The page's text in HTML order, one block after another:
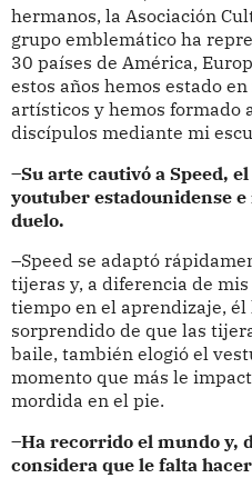
hermanos, la Asociación
grupo emblemático ha
30 países de América,
estos años hemos estado
artísticos y hemos formado
discípulos mediante mi
–Su arte cautivó a Speed,
youtuber estadounidense
duelo.
–Speed se adaptó
tijeras y, a diferencia de
tiempo en el aprendizaje,
sorprendido de que las
baile, también elogió el
momento que más le
mordida en el pie.
–Ha recorrido el mundo y,
considera que le falta